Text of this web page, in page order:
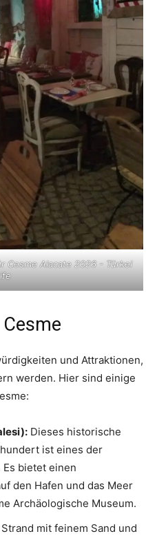
Cesme Alacate 2026 - Türkei
und Attraktionen,
werden. Hier sind einige
Dieses historische
ist eines der
Es bietet einen
den Hafen und das Meer
Archäologische Museum.
mit feinem Sand und